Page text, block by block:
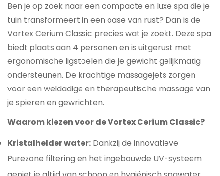
Ben je op zoek naar een compacte en luxe spa die je
tuin transformeert in een oase van rust? Dan is de
Vortex Cerium Classic precies wat je zoekt. Deze spa
biedt plaats aan 4 personen en is uitgerust met
ergonomische ligstoelen die je gewicht gelijkmatig
ondersteunen. De krachtige massagejets zorgen
voor een weldadige en therapeutische massage van
je spieren en gewrichten.
Waarom kiezen voor de Vortex Cerium Classic?
Kristalhelder water: Dankzij de innovatieve
Purezone filtering en het ingebouwde UV-systeem